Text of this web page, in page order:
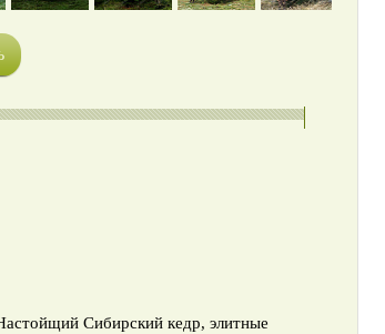
Сибирский кедр, элитные